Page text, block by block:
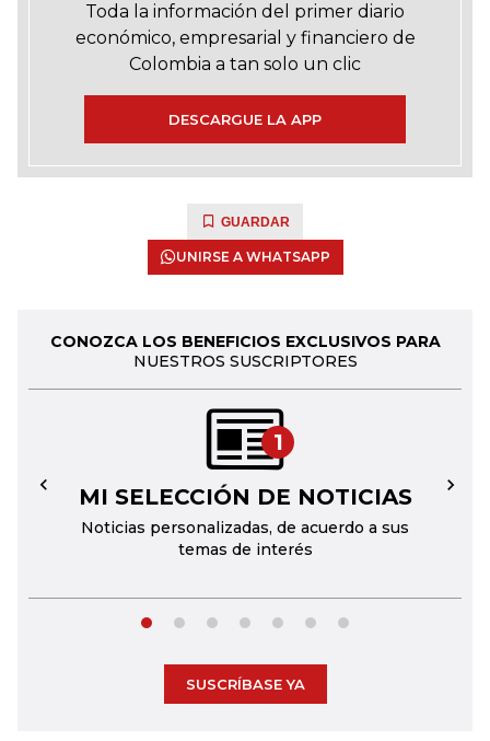
Toda la información del primer diario
económico, empresarial y financiero de
Colombia a tan solo un clic
DESCARGUE LA APP
GUARDAR
UNIRSE A WHATSAPP
CONOZCA LOS BENEFICIOS EXCLUSIVOS PARA
NUESTROS SUSCRIPTORES
1
MI SELECCIÓN DE NOTICIAS
Noticias personalizadas, de acuerdo a sus
temas de interés
← →
SUSCRÍBASE YA